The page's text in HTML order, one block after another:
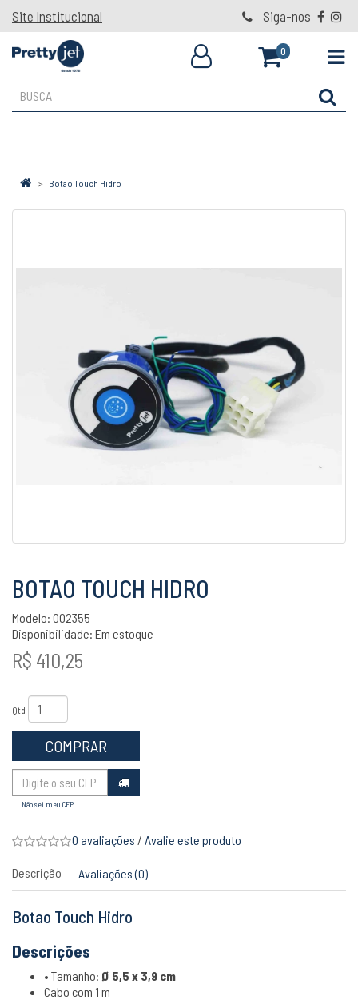
Site Institucional Siga-nos
0
Botao Touch Hidro
BOTAO TOUCH HIDRO
Modelo: 002355
Disponibilidade: Em estoque
R$ 410,25
Qtd
COMPRAR
Não sei meu CEP
0 avaliações / Avalie este produto
Descrição Avaliações (0)
Botao Touch Hidro
Descrições
• Tamanho: Ø 5,5 x 3,9 cm
Cabo com 1 m